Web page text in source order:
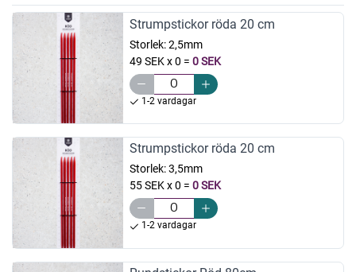
Strumpstickor röda 20 cm
Storlek:2,5mm
49 SEK x 0 = 0 SEK
1-2 vardagar
Strumpstickor röda 20 cm
Storlek:3,5mm
55 SEK x 0 = 0 SEK
1-2 vardagar